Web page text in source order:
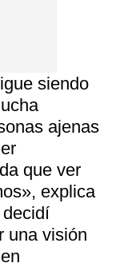
siendo
ajenas
que ver
explica
una visión